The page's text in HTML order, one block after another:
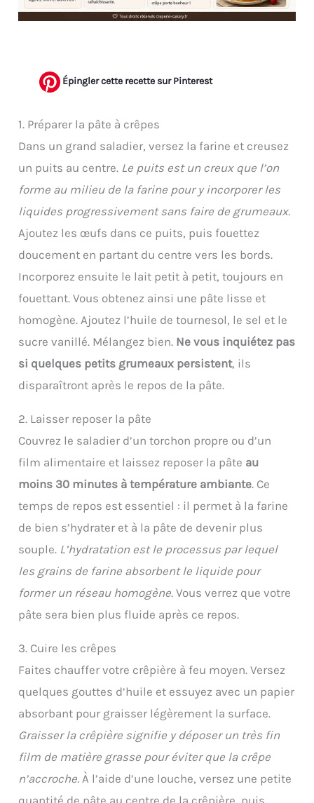
Épingler cette recette sur Pinterest
1. Préparer la pâte à crêpes
Dans un grand saladier, versez la farine et creusez
un puits au centre. Le puits est un creux que l’on
forme au milieu de la farine pour y incorporer les
liquides progressivement sans faire de grumeaux.
Ajoutez les œufs dans ce puits, puis fouettez
doucement en partant du centre vers les bords.
Incorporez ensuite le lait petit à petit, toujours en
fouettant. Vous obtenez ainsi une pâte lisse et
homogène. Ajoutez l’huile de tournesol, le sel et le
sucre vanillé. Mélangez bien. Ne vous inquiétez pas
si quelques petits grumeaux persistent, ils
disparaîtront après le repos de la pâte.
2. Laisser reposer la pâte
Couvrez le saladier d’un torchon propre ou d’un
film alimentaire et laissez reposer la pâte au
moins 30 minutes à température ambiante. Ce
temps de repos est essentiel : il permet à la farine
de bien s’hydrater et à la pâte de devenir plus
souple. L’hydratation est le processus par lequel
les grains de farine absorbent le liquide pour
former un réseau homogène. Vous verrez que votre
pâte sera bien plus fluide après ce repos.
3. Cuire les crêpes
Faites chauffer votre crêpière à feu moyen. Versez
quelques gouttes d’huile et essuyez avec un papier
absorbant pour graisser légèrement la surface.
Graisser la crêpière signifie y déposer un très fin
film de matière grasse pour éviter que la crêpe
n’accroche. À l’aide d’une louche, versez une petite
quantité de pâte au centre de la crêpière, puis